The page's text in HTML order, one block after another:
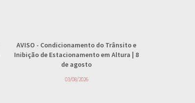
AVISO - Condicionamento do Trânsito e
Inibição de Estacionamento em Altura | 8
de agosto
03/08/2026